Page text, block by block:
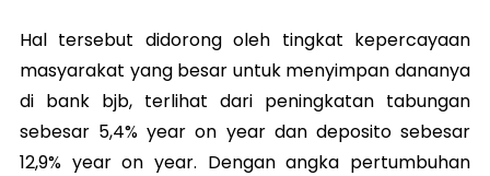
Hal tersebut didorong oleh tingkat kepercayaan
masyarakat yang besar untuk menyimpan dananya
di bank bjb, terlihat dari peningkatan tabungan
sebesar 5,4% year on year dan deposito sebesar
12,9% year on year. Dengan angka pertumbuhan